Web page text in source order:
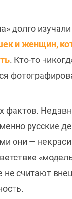
долго
и женщин,
. Кто-то
фактов.
они —
не считают